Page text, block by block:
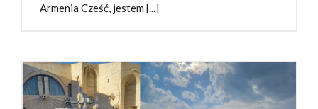
Armenia Cześć, jestem [...]